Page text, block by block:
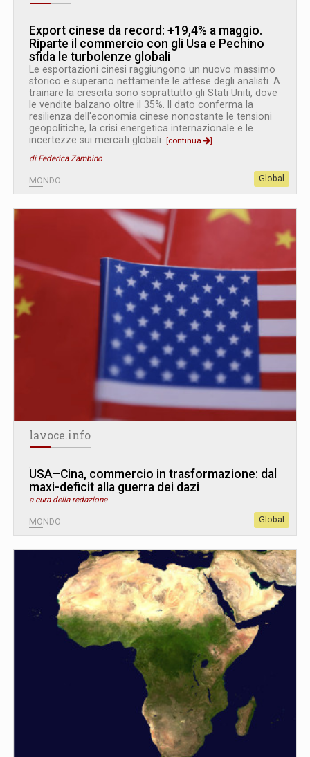
Export cinese da record: +19,4% a maggio.
Riparte il commercio con gli Usa e Pechino
sfida le turbolenze globali
Le esportazioni cinesi raggiungono un nuovo massimo
storico e superano nettamente le attese degli analisti. A
trainare la crescita sono soprattutto gli Stati Uniti, dove
le vendite balzano oltre il 35%. Il dato conferma la
resilienza dell'economia cinese nonostante le tensioni
geopolitiche, la crisi energetica internazionale e le
incertezze sui mercati globali. [continua
]
di Federica Zambino
MONDO Global
lavoce.info
USA–Cina, commercio in trasformazione: dal
maxi-deficit alla guerra dei dazi
a cura della redazione
MONDO Global